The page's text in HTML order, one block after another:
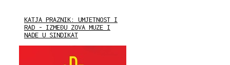
KATJA PRAZNIK: UMJETNOST I
RAD - IZMEĐU ZOVA MUZE I
NADE U SINDIKAT